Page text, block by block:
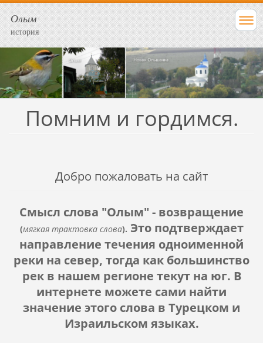
Олым
история
Помним и гордимся.
Добро пожаловать на сайт
Смысл слова "Олым" - возвращение
(мягкая трактовка слова). Это подтверждает
направление течения одноименной
реки на север, тогда как большинство
рек в нашем регионе текут на юг. В
интернете можете сами найти
значение этого слова в Турецком и
Израильском языках.